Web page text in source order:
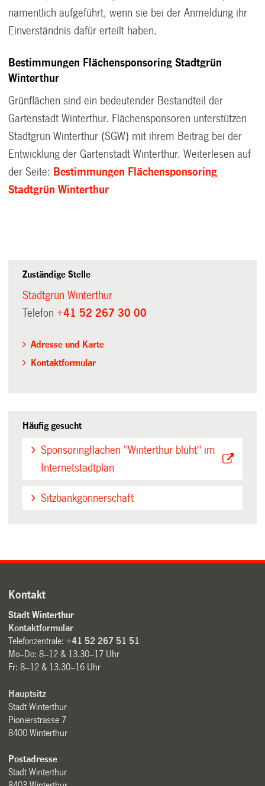
namentlich aufgeführt, wenn sie bei der Anmeldung ihr
Einverständnis dafür erteilt haben.
Bestimmungen Flächensponsoring Stadtgrün
Winterthur
Grünflächen sind ein bedeutender Bestandteil der
Gartenstadt Winterthur. Flächensponsoren unterstützen
Stadtgrün Winterthur (SGW) mit ihrem Beitrag bei der
Entwicklung der Gartenstadt Winterthur. Weiterlesen auf
der Seite: Bestimmungen Flächensponsoring
Stadtgrün Winterthur
Zuständige Stelle
Stadtgrün Winterthur
Telefon+41 52 267 30 00
Adresse und Karte
Kontaktformular
Häufig gesucht
Sponsoringflächen "Winterthur blüht" im
Internetstadtplan
Sitzbankgönnerschaft
Kontakt
Stadt Winterthur
Kontaktformular
Telefonzentrale:+41 52 267 51 51
Mo–Do: 8–12 & 13.30–17 Uhr
Fr: 8–12 & 13.30–16 Uhr
Hauptsitz
Stadt Winterthur
Pionierstrasse 7
8400 Winterthur
Postadresse
Stadt Winterthur